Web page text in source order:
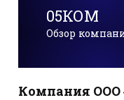
05КОМ
Обзор
Компания ООО